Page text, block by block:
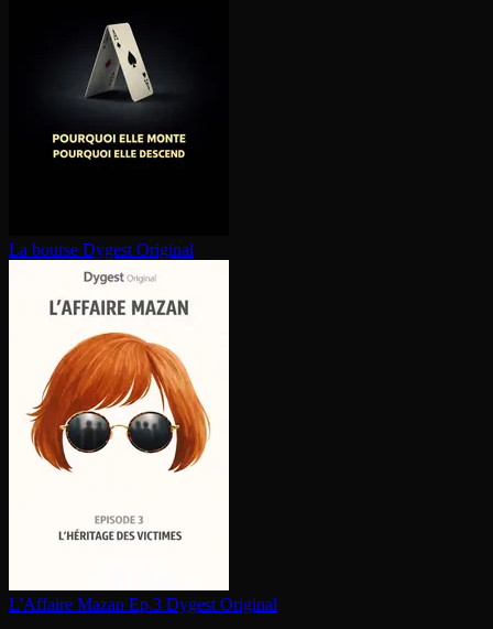
La bourse Dygest Original
L'Affaire Mazan Ep.3 Dygest Original